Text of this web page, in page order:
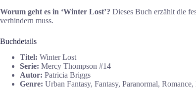
Worum geht es in ‘Winter Lost’? Dieses Buch erzählt die
verhindern muss.
Buchdetails
Titel: Winter Lost
Serie: Mercy Thompson #14
Autor: Patricia Briggs
Genre: Urban Fantasy, Fantasy, Paranormal,